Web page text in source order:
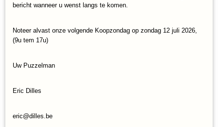
Merken
bericht wanneer u wenst langs te komen.
Noteer alvast onze volgende Koopzondag op zondag 12 juli 2026,
(9u tem 17u)
Uw Puzzelman
Eric Dilles
eric@dilles.be